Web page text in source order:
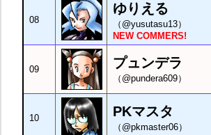
08
ゆりえる
（@yusutasu13）
NEW COMMERS!
09 プュンデラ
（@pundera609）
10 PKマスタ
（@pkmaster06）